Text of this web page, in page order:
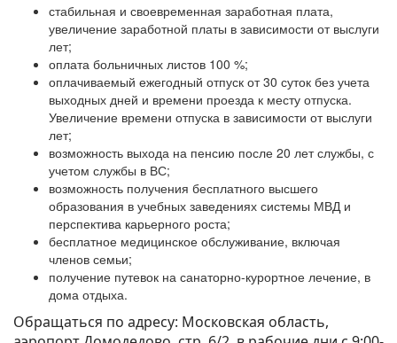
стабильная и своевременная заработная плата,
увеличение заработной платы в зависимости от выслуги
лет;
оплата больничных листов 100 %;
оплачиваемый ежегодный отпуск от 30 суток без учета
выходных дней и времени проезда к месту отпуска.
Увеличение времени отпуска в зависимости от выслуги
лет;
возможность выхода на пенсию после 20 лет службы, с
учетом службы в ВС;
возможность получения бесплатного высшего
образования в учебных заведениях системы МВД и
перспектива карьерного роста;
бесплатное медицинское обслуживание, включая
членов семьи;
получение путевок на санаторно-курортное лечение, в
дома отдыха.
Обращаться по адресу: Московская область,